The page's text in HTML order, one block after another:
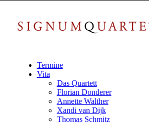
Termine
Vita
Das Quartett
Florian Donderer
Annette Walther
Xandi van Dijk
Thomas Schmitz